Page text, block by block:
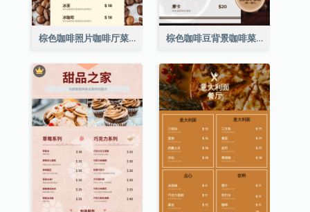
棕色咖啡照片咖啡厅菜单 棕色咖啡豆背景咖啡菜单